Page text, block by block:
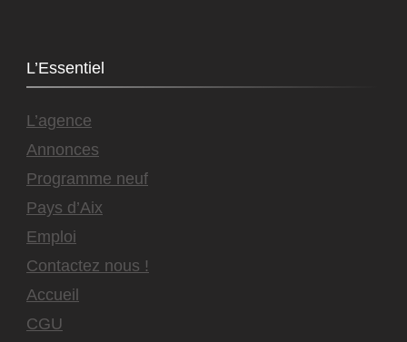
L’Essentiel
L’agence
Annonces
Programme neuf
Pays d’Aix
Emploi
Contactez nous !
Accueil
CGU